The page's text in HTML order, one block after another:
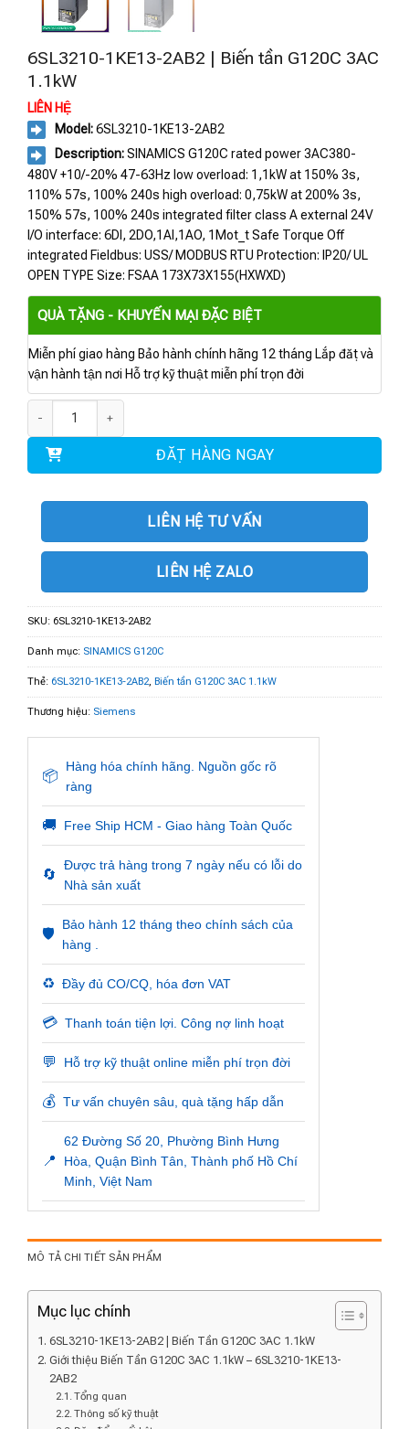
6SL3210-1KE13-2AB2 | Biến tần G120C 3AC
1.1kW
LIÊN HỆ
Model:6SL3210-1KE13-2AB2
Description:SINAMICS G120C rated power 3AC380-
480V +10/-20% 47-63Hz low overload: 1,1kW at 150% 3s,
110% 57s, 100% 240s high overload: 0,75kW at 200% 3s,
150% 57s, 100% 240s integrated filter class A external 24V
I/O interface: 6DI, 2DO,1AI,1AO, 1Mot_t Safe Torque Off
integrated Fieldbus: USS/ MODBUS RTU Protection: IP20/ UL
OPEN TYPE Size: FSAA 173X73X155(HXWXD)
QUÀ TẶNG - KHUYẾN MẠI ĐẶC BIỆT
Miễn phí giao hàng Bảo hành chính hãng 12 tháng Lắp đặt và
vận hành tận nơi Hỗ trợ kỹ thuật miễn phí trọn đời
ĐẶT HÀNG NGAY
LIÊN HỆ TƯ VẤN
LIÊN HỆ ZALO
SKU: 6SL3210-1KE13-2AB2
Danh mục: SINAMICS G120C
Thẻ: 6SL3210-1KE13-2AB2, Biến tần G120C 3AC 1.1kW
Thương hiệu: Siemens
📦
Hàng hóa chính hãng. Nguồn gốc rõ
ràng
🚚 Free Ship HCM - Giao hàng Toàn Quốc
🔄
Được trả hàng trong 7 ngày nếu có lỗi do
Nhà sản xuất
🛡️
Bảo hành 12 tháng theo chính sách của
hàng .
♻️ Đầy đủ CO/CQ, hóa đơn VAT
💳 Thanh toán tiện lợi. Công nợ linh hoạt
💬 Hỗ trợ kỹ thuật online miễn phí trọn đời
💰 Tư vấn chuyên sâu, quà tặng hấp dẫn
📍
62 Đường Số 20, Phường Bình Hưng
Hòa, Quận Bình Tân, Thành phố Hồ Chí
Minh, Việt Nam
MÔ TẢ CHI TIẾT SẢN PHẨM
Mục lục chính
6SL3210-1KE13-2AB2 | Biến Tần G120C 3AC 1.1kW
Giới thiệu Biến Tần G120C 3AC 1.1kW – 6SL3210-1KE13-
2AB2
Tổng quan
Thông số kỹ thuật